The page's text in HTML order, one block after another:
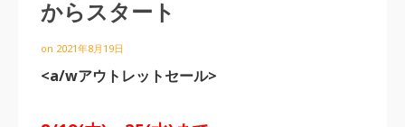
からスタート
on 2021年8月19日
<a/wアウトレットセール>